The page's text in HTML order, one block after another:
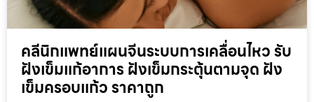
คลีนิกแพทย์แผนจีนระบบการเคลื่อนไหว รับ
ฝังเข็มแก้อาการ ฝังเข็มกระตุ้นตามจุด ฝัง
เข็มครอบแก้ว ราคาถูก